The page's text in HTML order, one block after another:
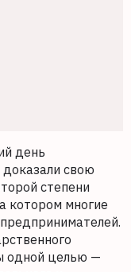
день
свою
степени
котором многие
одной целью —